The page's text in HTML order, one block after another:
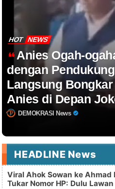
HOT NEWS
Anies Ogah-
dengan
Langsung
Anies di Depan
DEMOKRASI News
HEADLINE News
Viral Ahok Sowan ke Ahmad
Tukar Nomor HP: Dulu